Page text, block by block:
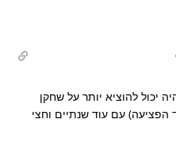
יכול להוציא יותר על שחקן
הפציעה) עם עוד שנתיים וחצי